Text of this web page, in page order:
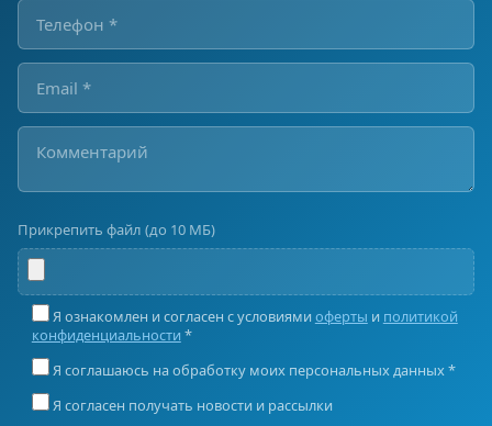
Прикрепить файл (до 10 МБ)
Я ознакомлен и согласен с условиями оферты и политикой
конфиденциальности *
Я соглашаюсь на обработку моих персональных данных *
Я согласен получать новости и рассылки